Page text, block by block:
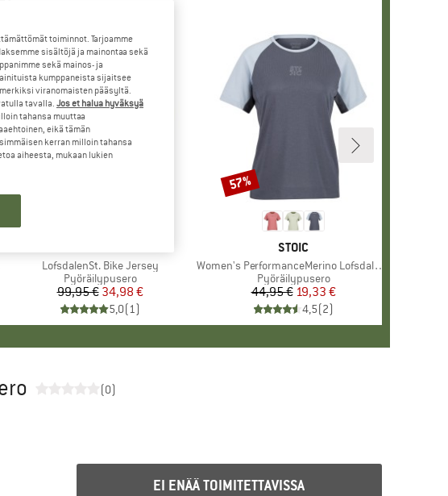
Tuote
LofsdalenSt. Bike Jersey
Tuoteryhmä
Pyöräilypusero
Hinta
99,95 € Alennettu hinta
34,98 €
5,0(1)
MERKKI
STOIC
Tuote
Women's PerformanceMerino LofsdalenSt. MTB S/S
Tuoteryhmä
Pyöräilypusero
Hinta
44,95 €Alennettu hinta
19,33 €
4,5(2)
Alennus
57%
(0)
EI ENÄÄ TOIMITETTAVISSA
toiminnot. Tarjoamme
sisältöjä ja mainontaa sekä
sekä mainos- ja
kumppaneista sijaitsee
viranomaisten pääsyltä.
tavalla. Jos et halua hyväksyä
tahansa muuttaa
eikä tämän
kerran milloin tahansa
aiheesta, mukaan lukien